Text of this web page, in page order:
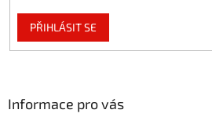
PŘIHLÁSIT SE
Informace pro vás